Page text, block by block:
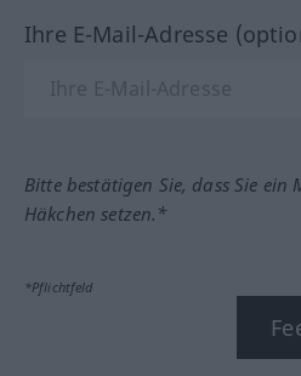
Ihre E-Mail-Adresse
Bitte bestätigen Sie, dass Sie ein
Häkchen setzen.*
*Pflichtfeld